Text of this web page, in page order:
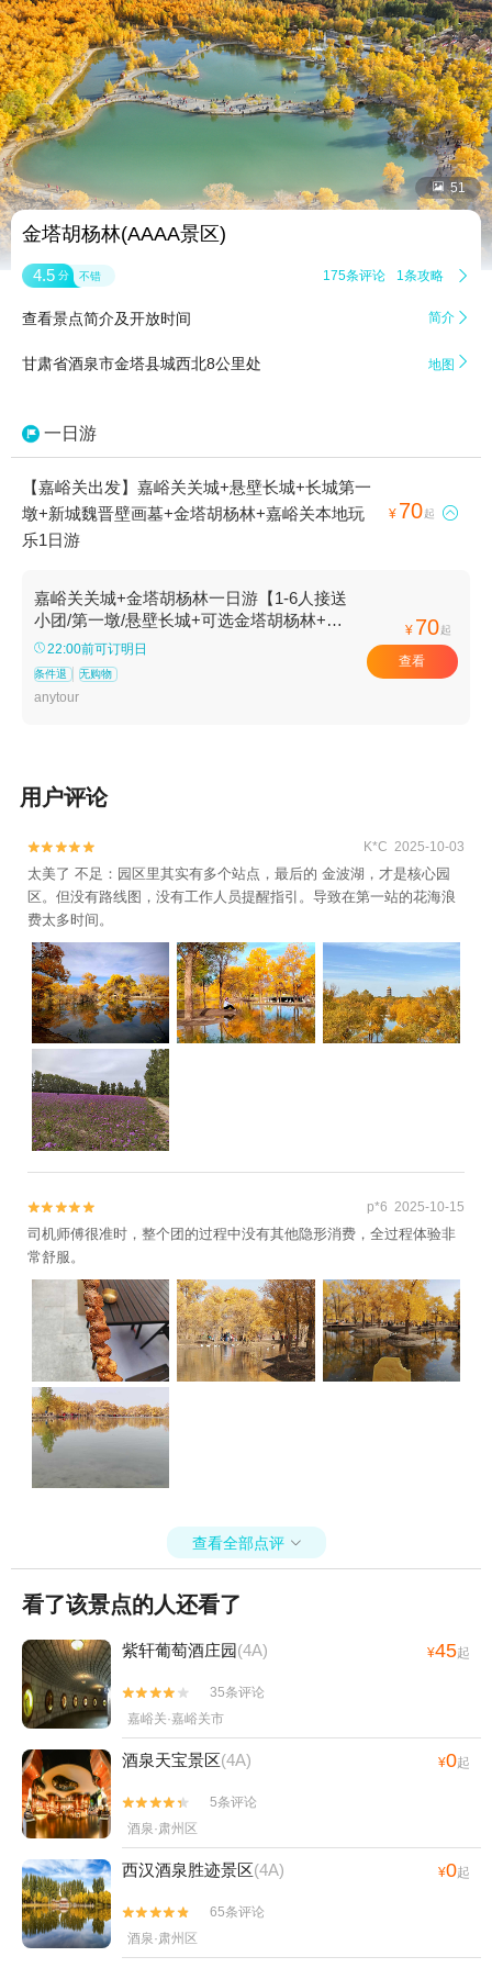
 51
金塔胡杨林(AAAA景区)
4.5 分 不错 175条评论 1条攻略 
查看景点简介及开放时间 简介 
甘肃省酒泉市金塔县城西北8公里处 地图 
一日游
【嘉峪关出发】嘉峪关关城+悬壁长城+长城第一
墩+新城魏晋壁画墓+金塔胡杨林+嘉峪关本地玩
乐1日游
¥ 70起 
嘉峪关关城+金塔胡杨林一日游【1-6人接送
小团/第一墩/悬壁长城+可选金塔胡杨林+魏
晋壁画墓】
22:00前可订明日
条件退 无购物
anytour
¥ 70起
查看
用户评论

 K*C 2025-10-03
太美了 不足：园区里其实有多个站点，最后的 金波湖，才是核心园
区。但没有路线图，没有工作人员提醒指引。导致在第一站的花海浪
费太多时间。

 p*6 2025-10-15
司机师傅很准时，整个团的过程中没有其他隐形消费，全过程体验非
常舒服。
查看全部点评 
看了该景点的人还看了
紫轩葡萄酒庄园(4A) ¥45起


35条评论
嘉峪关·嘉峪关市
酒泉天宝景区(4A) ¥0起


5条评论
酒泉·肃州区
西汉酒泉胜迹景区(4A) ¥0起


65条评论
酒泉·肃州区
